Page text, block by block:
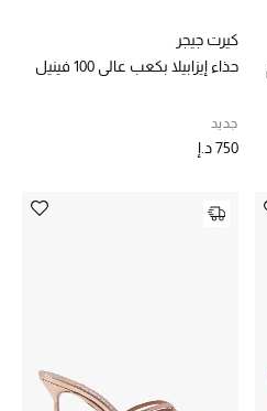
كيرت جيجر
حذاء إيزابيلا بكعب عالي 100 فينيل
جديد
750 د.إ